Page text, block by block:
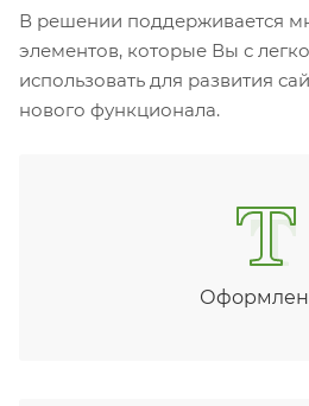
В решении поддерживается
элементов, которые Вы с
использовать для развития
нового функционала.